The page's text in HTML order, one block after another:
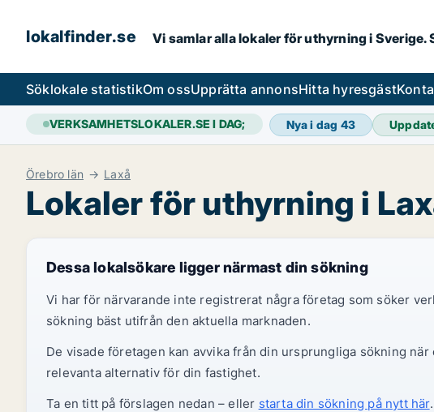
lokalfinder.se Vi samlar alla lokaler för uthyrning i
Söklokale statistikOm ossUpprätta annonsHitta hyresgäst
VERKSAMHETSLOKALER.SE I DAG; Nya i dag 43
Örebro län Laxå
Lokaler för uthyrning i
Dessa lokalsökare ligger närmast din sökning
Vi har för närvarande inte registrerat några företag som söker
sökning bäst utifrån den aktuella marknaden.
De visade företagen kan avvika från din ursprungliga sökning
relevanta alternativ för din fastighet.
Ta en titt på förslagen nedan – eller starta din sökning på nytt här.